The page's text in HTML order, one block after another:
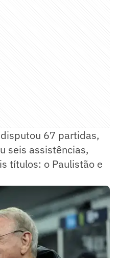
67 partidas,
seis assistências,
títulos: o Paulistão e